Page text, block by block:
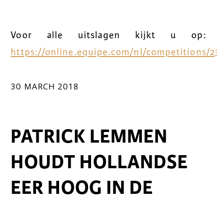
Voor alle uitslagen kijkt u op:
https://online.equipe.com/nl/competitions/
30 MARCH 2018
PATRICK LEMMEN
HOUDT HOLLANDSE
EER HOOG IN DE